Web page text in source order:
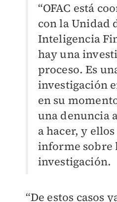
“OFAC está
con la Unidad
Inteligencia
hay una
proceso. Es
investigación
en su
una denuncia
a hacer, y
informe sobre
investigación.
“De estos casos